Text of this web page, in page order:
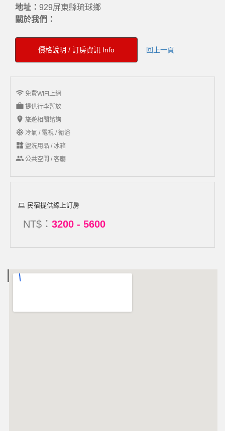
地址： 929屏東縣琉球鄉
關於我們：
價格說明 / 訂房資訊 Info 回上一頁
wifi 免費WIFI上網
work 提供行李暫放
add_location 旅遊相關諮詢
ac_unit 冷氣 / 電視 / 衛浴
widgets 盥洗用品 / 冰箱
group公共空間 / 客廳
民宿提供線上訂房
NT$： 3200 - 5600
電子地圖 MAP